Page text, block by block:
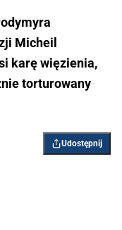
Micheil
karę więzienia,
torturowany
Udostępnij